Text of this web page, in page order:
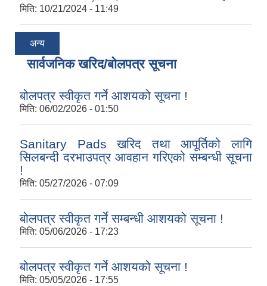
मिति: 10/21/2024 - 11:49
अन्य
सार्वजनिक खरिद/बोलपत्र सूचना
बोलपत्र स्वीकृत गर्ने आशयको सूचना !
मिति: 06/02/2026 - 01:50
Sanitary Pads खरिद तथा आपूर्तिको लागि
सिलबन्दी दरभाउपत्र आवहान गरिएको सम्बन्धी सूचना
!
मिति: 05/27/2026 - 07:09
बोलपत्र स्वीकृत गर्ने सम्बन्धी आशयको सूचना !
मिति: 05/06/2026 - 17:23
बोलपत्र स्वीकृत गर्ने आशयको सूचना !
मिति: 05/05/2026 - 17:55